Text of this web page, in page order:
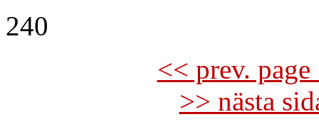
240
<< prev.
>> nästa